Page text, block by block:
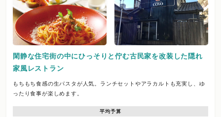
閑静な住宅街の中にひっそりと佇む古民家を改装した隠れ
家風レストラン
もちもち食感の生パスタが人気。ランチセットやアラカルトも充実し、ゆ
ったり食事が楽しめます。
平均予算